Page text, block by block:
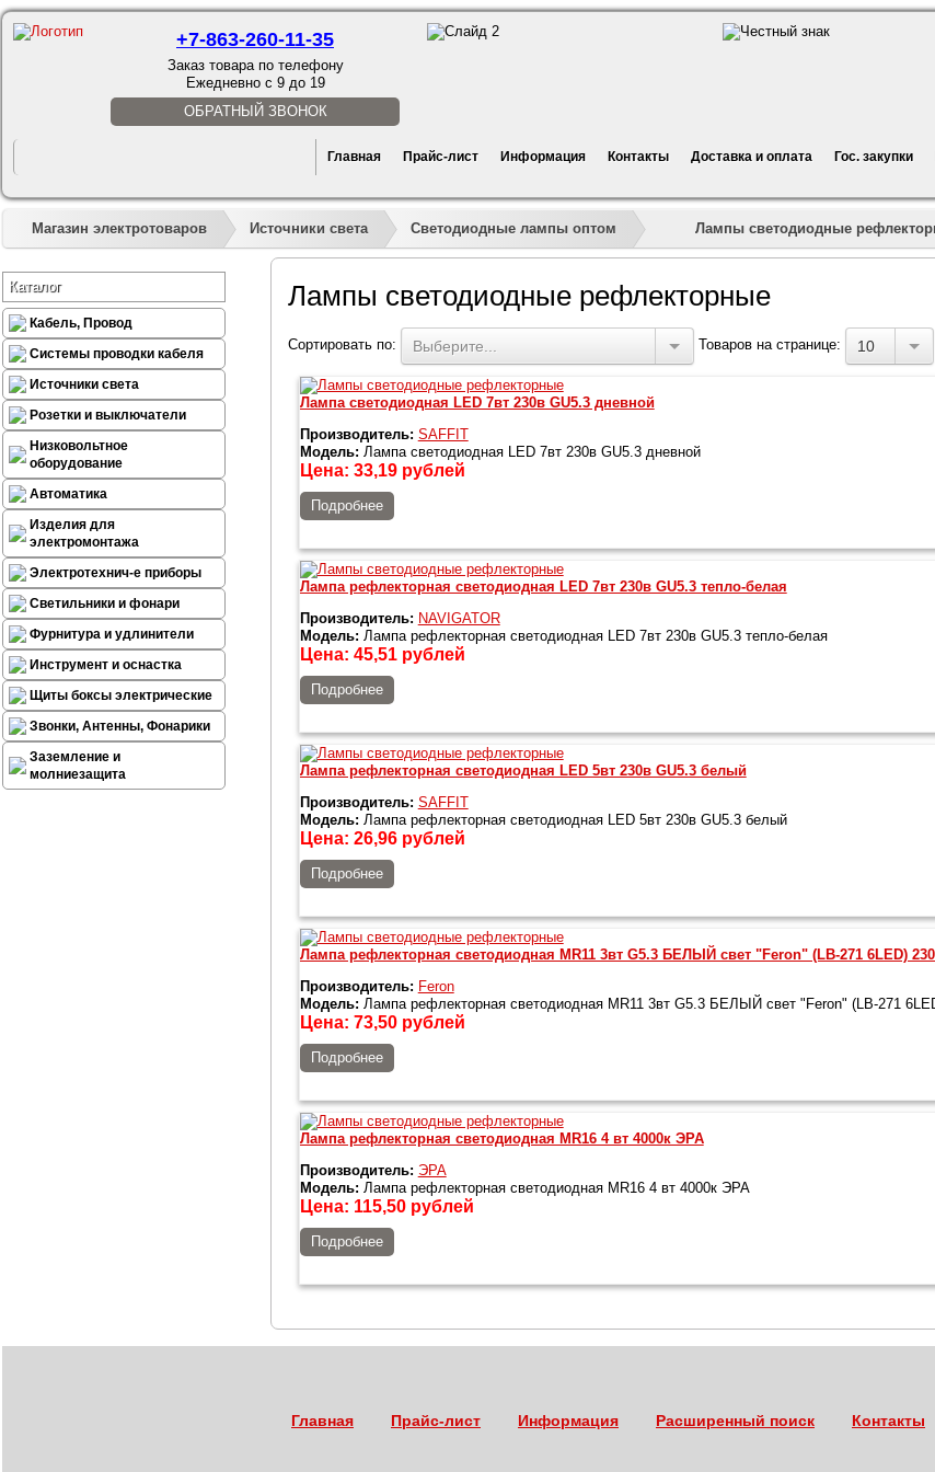
+7-863-260-11-35
Заказ товара по телефону
Ежедневно с 9 до 19
ОБРАТНЫЙ ЗВОНОК
Главная Прайс-лист Информация Контакты Доставка и оплата Гос. закупки
Магазин электротоваров »
Источники света »
Светодиодные лампы оптом Лампы светодиодные
Каталог
Кабель, Провод
Системы проводки кабеля
Источники света
Розетки и выключатели
Низковольтное
оборудование
Автоматика
Изделия для
электромонтажа
Электротехнич-е приборы
Светильники и фонари
Фурнитура и удлинители
Инструмент и оснастка
Щиты боксы электрические
Звонки, Антенны, Фонарики
Заземление и
молниезащита
Лампы светодиодные рефлекторные
Сортировать по: Выберите... Товаров на странице: 10
Лампа светодиодная LED 7вт 230в GU5.3 дневной
Производитель: SAFFIT
Модель: Лампа светодиодная LED 7вт 230в GU5.3 дневной
Цена: 33,19рублей
Подробнее
Лампа рефлекторная светодиодная LED 7вт 230в GU5.3 тепло-белая
Производитель: NAVIGATOR
Модель: Лампа рефлекторная светодиодная LED 7вт 230в GU5.3 тепло-белая
Цена: 45,51рублей
Подробнее
Лампа рефлекторная светодиодная LED 5вт 230в GU5.3 белый
Производитель: SAFFIT
Модель: Лампа рефлекторная светодиодная LED 5вт 230в GU5.3 белый
Цена: 26,96рублей
Подробнее
Лампа рефлекторная светодиодная MR11 3вт G5.3 БЕЛЫЙ свет "Feron" (LB-271 6LED)
Производитель: Feron
Модель: Лампа рефлекторная светодиодная MR11 3вт G5.3 БЕЛЫЙ свет "Feron" (LB-271
Цена: 73,50рублей
Подробнее
Лампа рефлекторная светодиодная MR16 4 вт 4000к ЭРА
Производитель: ЭРА
Модель: Лампа рефлекторная светодиодная MR16 4 вт 4000к ЭРА
Цена: 115,50рублей
Подробнее
Главная Прайс-лист Информация Расширенный поиск Контакты